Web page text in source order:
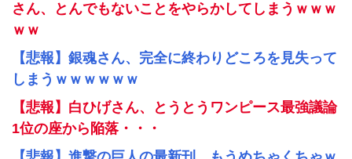
さん、とんでもないことをやらかしてしまうｗｗｗ
ｗｗ
【悲報】銀魂さん、完全に終わりどころを見失って
しまうｗｗｗｗｗｗ
【悲報】白ひげさん、とうとうワンピース最強議論
1位の座から陥落・・・